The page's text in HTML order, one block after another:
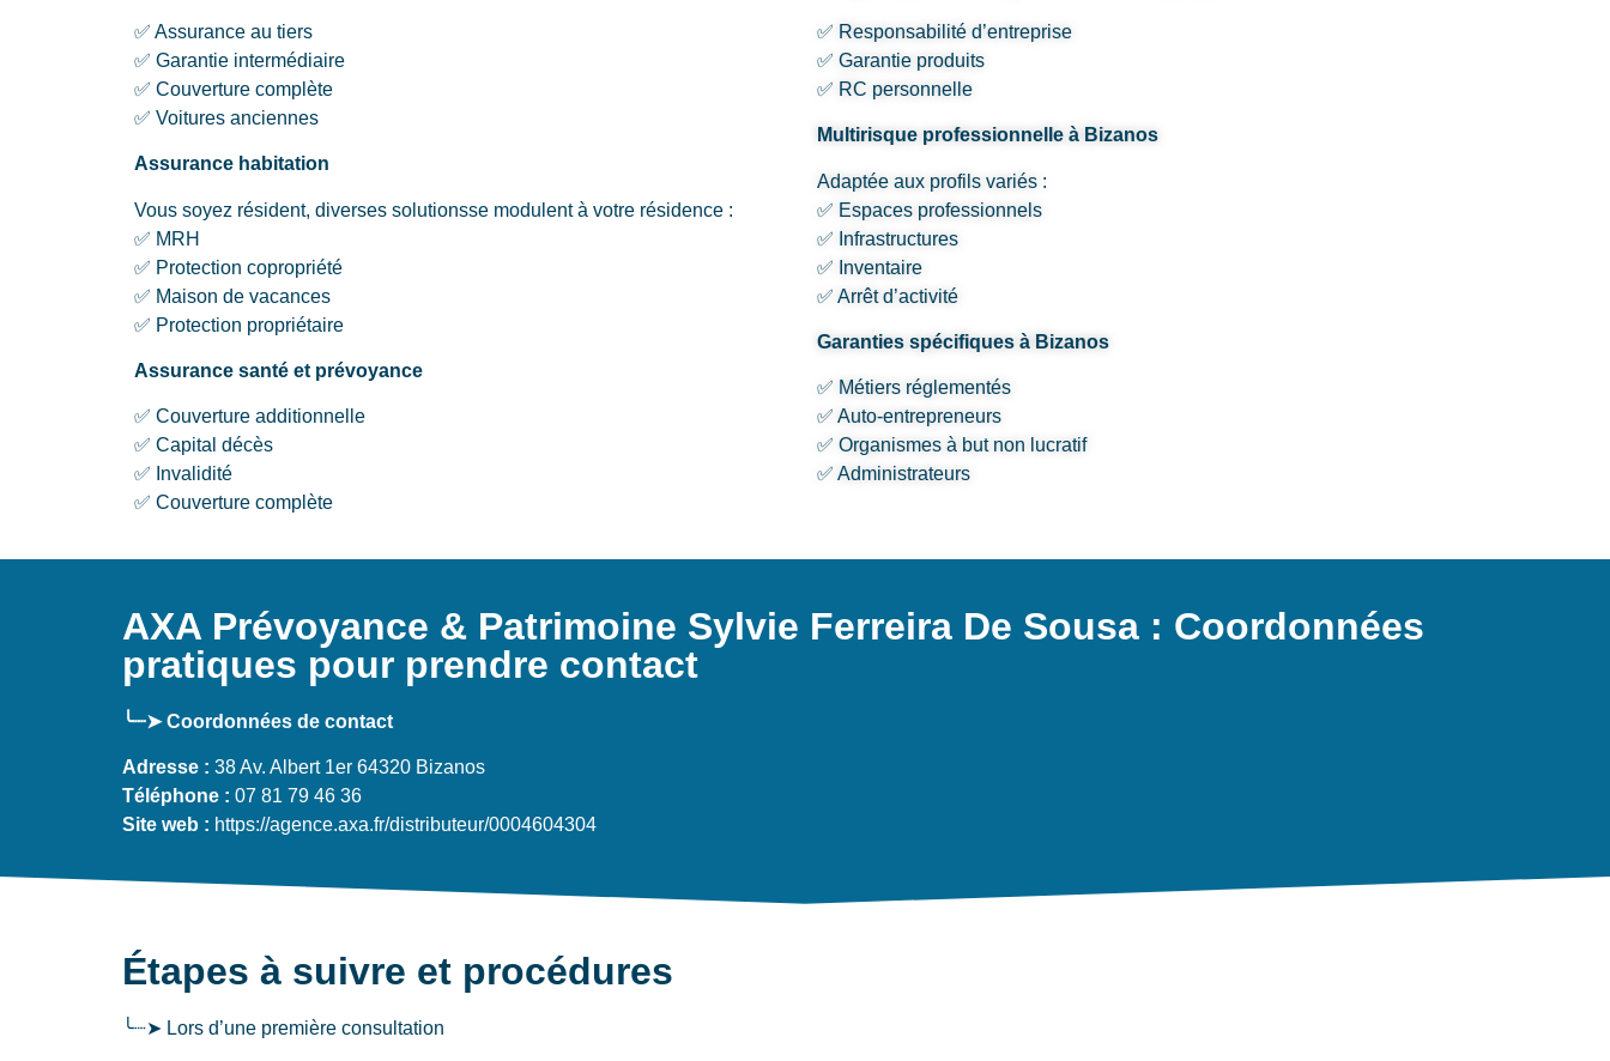
✅ Assurance au tiers
✅ Garantie intermédiaire
✅ Couverture complète
✅ Voitures anciennes
Assurance habitation
Vous soyez résident, diverses solutionsse modulent à votre résidence :
✅ MRH
✅ Protection copropriété
✅ Maison de vacances
✅ Protection propriétaire
Assurance santé et prévoyance
✅ Couverture additionnelle
✅ Capital décès
✅ Invalidité
✅ Couverture complète
✅ Responsabilité d’entreprise
✅ Garantie produits
✅ RC personnelle
Multirisque professionnelle à Bizanos
Adaptée aux profils variés :
✅ Espaces professionnels
✅ Infrastructures
✅ Inventaire
✅ Arrêt d’activité
Garanties spécifiques à Bizanos
✅ Métiers réglementés
✅ Auto-entrepreneurs
✅ Organismes à but non lucratif
✅ Administrateurs
AXA Prévoyance & Patrimoine Sylvie Ferreira De Sousa : Coordonnées
pratiques pour prendre contact
╰┈➤ Coordonnées de contact
Adresse : 38 Av. Albert 1er 64320 Bizanos
Téléphone : 07 81 79 46 36
Site web : https://agence.axa.fr/distributeur/0004604304
Étapes à suivre et procédures
╰┈➤ Lors d’une première consultation